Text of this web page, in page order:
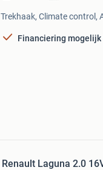
Trekhaak, Climate control,
Financiering mogelijk
Renault Laguna 2.0